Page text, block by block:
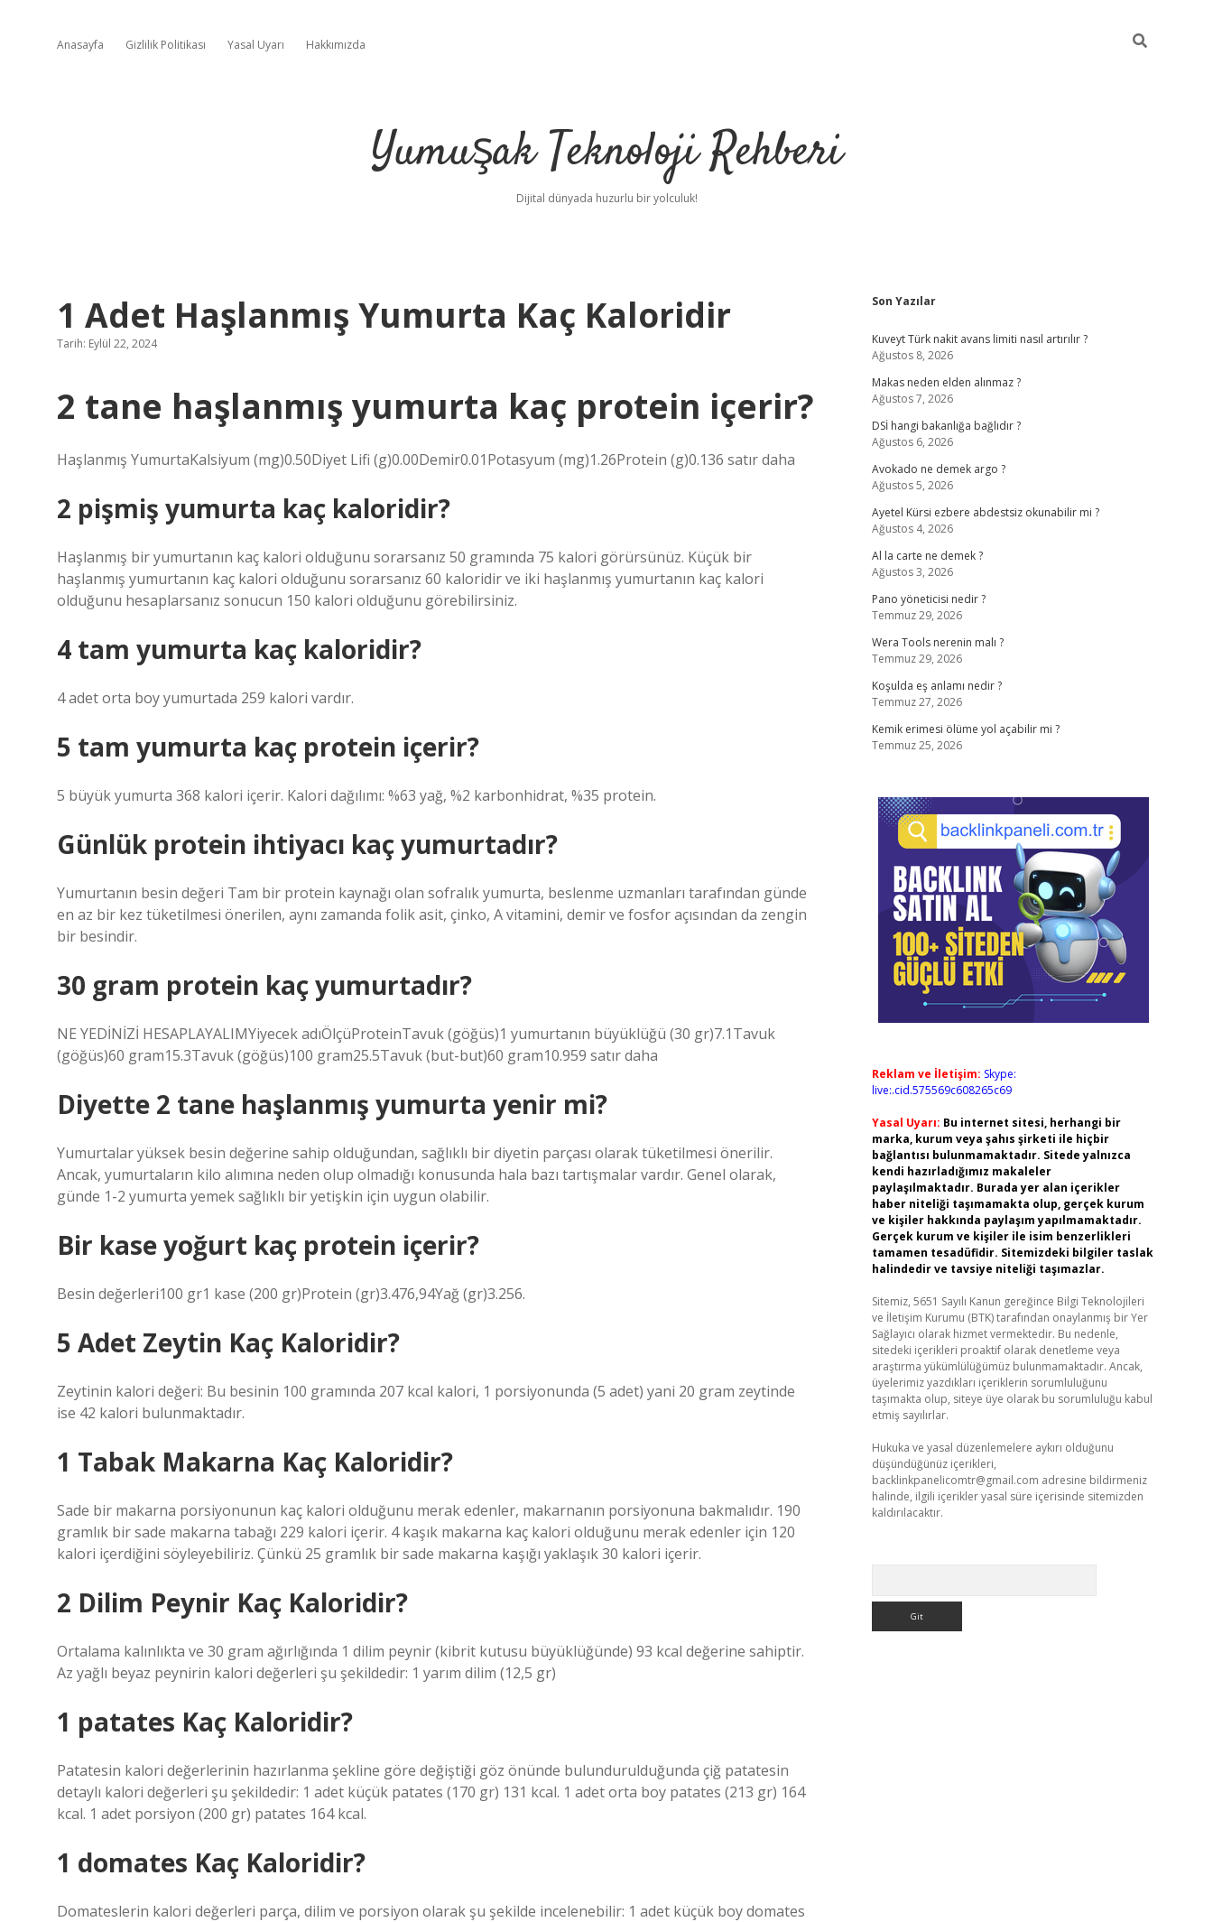
Anasayfa Gizlilik Politikası Yasal Uyarı Hakkımızda
Yumuşak Teknoloji Rehberi
Dijital dünyada huzurlu bir yolculuk!
1 Adet Haşlanmış Yumurta Kaç Kaloridir
Tarih: Eylül 22, 2024
2 tane haşlanmış yumurta kaç protein içerir?
Haşlanmış YumurtaKalsiyum (mg)0.50Diyet Lifi (g)0.00Demir0.01Potasyum (mg)1.26Protein (g)0.136 satır daha
2 pişmiş yumurta kaç kaloridir?
Haşlanmış bir yumurtanın kaç kalori olduğunu sorarsanız 50 gramında 75 kalori görürsünüz. Küçük bir
haşlanmış yumurtanın kaç kalori olduğunu sorarsanız 60 kaloridir ve iki haşlanmış yumurtanın kaç kalori
olduğunu hesaplarsanız sonucun 150 kalori olduğunu görebilirsiniz.
4 tam yumurta kaç kaloridir?
4 adet orta boy yumurtada 259 kalori vardır.
5 tam yumurta kaç protein içerir?
5 büyük yumurta 368 kalori içerir. Kalori dağılımı: %63 yağ, %2 karbonhidrat, %35 protein.
Günlük protein ihtiyacı kaç yumurtadır?
Yumurtanın besin değeri Tam bir protein kaynağı olan sofralık yumurta, beslenme uzmanları tarafından günde
en az bir kez tüketilmesi önerilen, aynı zamanda folik asit, çinko, A vitamini, demir ve fosfor açısından da zengin
bir besindir.
30 gram protein kaç yumurtadır?
NE YEDİNİZİ HESAPLAYALIMYiyecek adıÖlçüProteinTavuk (göğüs)1 yumurtanın büyüklüğü (30 gr)7.1Tavuk
(göğüs)60 gram15.3Tavuk (göğüs)100 gram25.5Tavuk (but-but)60 gram10.959 satır daha
Diyette 2 tane haşlanmış yumurta yenir mi?
Yumurtalar yüksek besin değerine sahip olduğundan, sağlıklı bir diyetin parçası olarak tüketilmesi önerilir.
Ancak, yumurtaların kilo alımına neden olup olmadığı konusunda hala bazı tartışmalar vardır. Genel olarak,
günde 1-2 yumurta yemek sağlıklı bir yetişkin için uygun olabilir.
Bir kase yoğurt kaç protein içerir?
Besin değerleri100 gr1 kase (200 gr)Protein (gr)3.476,94Yağ (gr)3.256.
5 Adet Zeytin Kaç Kaloridir?
Zeytinin kalori değeri: Bu besinin 100 gramında 207 kcal kalori, 1 porsiyonunda (5 adet) yani 20 gram zeytinde
ise 42 kalori bulunmaktadır.
1 Tabak Makarna Kaç Kaloridir?
Sade bir makarna porsiyonunun kaç kalori olduğunu merak edenler, makarnanın porsiyonuna bakmalıdır. 190
gramlık bir sade makarna tabağı 229 kalori içerir. 4 kaşık makarna kaç kalori olduğunu merak edenler için 120
kalori içerdiğini söyleyebiliriz. Çünkü 25 gramlık bir sade makarna kaşığı yaklaşık 30 kalori içerir.
2 Dilim Peynir Kaç Kaloridir?
Ortalama kalınlıkta ve 30 gram ağırlığında 1 dilim peynir (kibrit kutusu büyüklüğünde) 93 kcal değerine sahiptir.
Az yağlı beyaz peynirin kalori değerleri şu şekildedir: 1 yarım dilim (12,5 gr)
1 patates Kaç Kaloridir?
Patatesin kalori değerlerinin hazırlanma şekline göre değiştiği göz önünde bulundurulduğunda çiğ patatesin
detaylı kalori değerleri şu şekildedir: 1 adet küçük patates (170 gr) 131 kcal. 1 adet orta boy patates (213 gr) 164
kcal. 1 adet porsiyon (200 gr) patates 164 kcal.
1 domates Kaç Kaloridir?
Domateslerin kalori değerleri parça, dilim ve porsiyon olarak şu şekilde incelenebilir: 1 adet küçük boy domates
Sidebar
Son Yazılar
Kuveyt Türk nakit avans limiti nasıl artırılır ?
Ağustos 8, 2026
Makas neden elden alınmaz ?
Ağustos 7, 2026
DSİ hangi bakanlığa bağlıdır ?
Ağustos 6, 2026
Avokado ne demek argo ?
Ağustos 5, 2026
Ayetel Kürsi ezbere abdestsiz okunabilir mi ?
Ağustos 4, 2026
Al la carte ne demek ?
Ağustos 3, 2026
Pano yöneticisi nedir ?
Temmuz 29, 2026
Wera Tools nerenin malı ?
Temmuz 29, 2026
Koşulda eş anlamı nedir ?
Temmuz 27, 2026
Kemik erimesi ölüme yol açabilir mi ?
Temmuz 25, 2026
Reklam ve İletişim: Skype:
live:.cid.575569c608265c69
Yasal Uyarı: Bu internet sitesi, herhangi bir
marka, kurum veya şahıs şirketi ile hiçbir
bağlantısı bulunmamaktadır. Sitede yalnızca
kendi hazırladığımız makaleler
paylaşılmaktadır. Burada yer alan içerikler
haber niteliği taşımamakta olup, gerçek kurum
ve kişiler hakkında paylaşım yapılmamaktadır.
Gerçek kurum ve kişiler ile isim benzerlikleri
tamamen tesadüfidir. Sitemizdeki bilgiler taslak
halindedir ve tavsiye niteliği taşımazlar.
Sitemiz, 5651 Sayılı Kanun gereğince Bilgi Teknolojileri
ve İletişim Kurumu (BTK) tarafından onaylanmış bir Yer
Sağlayıcı olarak hizmet vermektedir. Bu nedenle,
sitedeki içerikleri proaktif olarak denetleme veya
araştırma yükümlülüğümüz bulunmamaktadır. Ancak,
üyelerimiz yazdıkları içeriklerin sorumluluğunu
taşımakta olup, siteye üye olarak bu sorumluluğu kabul
etmiş sayılırlar.
Hukuka ve yasal düzenlemelere aykırı olduğunu
düşündüğünüz içerikleri,
backlinkpanelicomtr@gmail.com adresine bildirmeniz
halinde, ilgili içerikler yasal süre içerisinde sitemizden
kaldırılacaktır.
https://hiltonbet-giris.com/